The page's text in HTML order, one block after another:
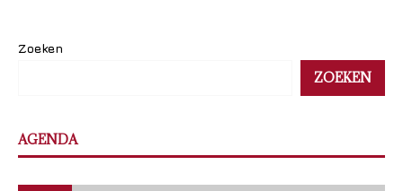
Zoeken
ZOEKEN
AGENDA